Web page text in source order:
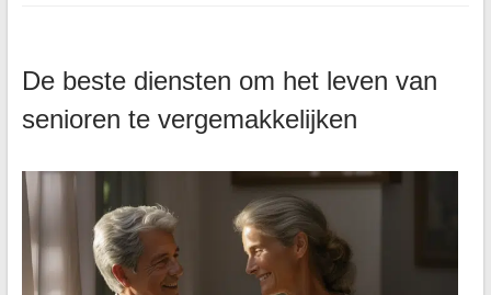
De beste diensten om het leven van
senioren te vergemakkelijken